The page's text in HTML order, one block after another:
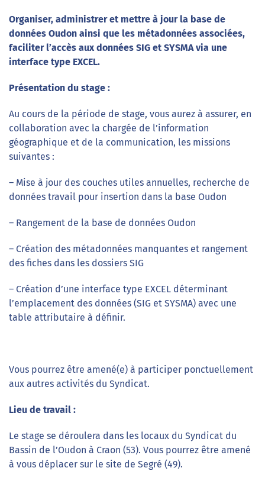
Organiser, administrer et mettre à jour la base de
données Oudon ainsi que les métadonnées associées,
faciliter l’accès aux données SIG et SYSMA via une
interface type EXCEL.
Présentation du stage :
Au cours de la période de stage, vous aurez à assurer, en
collaboration avec la chargée de l’information
géographique et de la communication, les missions
suivantes :
– Mise à jour des couches utiles annuelles, recherche de
données travail pour insertion dans la base Oudon
– Rangement de la base de données Oudon
– Création des métadonnées manquantes et rangement
des fiches dans les dossiers SIG
– Création d’une interface type EXCEL déterminant
l’emplacement des données (SIG et SYSMA) avec une
table attributaire à définir.
Vous pourrez être amené(e) à participer ponctuellement
aux autres activités du Syndicat.
Lieu de travail :
Le stage se déroulera dans les locaux du Syndicat du
Bassin de l’Oudon à Craon (53). Vous pourrez être amené
à vous déplacer sur le site de Segré (49).